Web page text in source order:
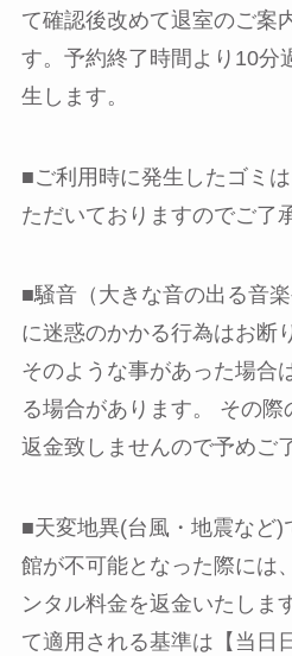
て確認後改めて退室のご案
す。予約終了時間より10分
生します。
■ご利用時に発生したゴミ
ただいておりますのでご了
■騒音（大きな音の出る音
に迷惑のかかる行為はお断
そのような事があった場合
る場合があります。 その際
返金致しませんので予めご
■天変地異(台風・地震など
館が不可能となった際には
ンタル料金を返金いたしま
て適用される基準は【当日